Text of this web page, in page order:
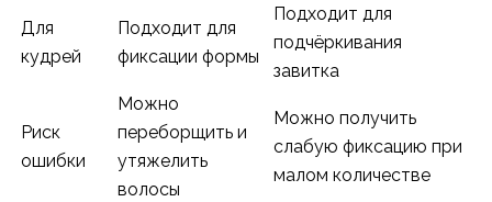
Для
кудрей
Подходит для
фиксации формы
Подходит для
подчёркивания
завитка
Риск
ошибки
Можно
переборщить и
утяжелить
волосы
Можно получить
слабую фиксацию при
малом количестве